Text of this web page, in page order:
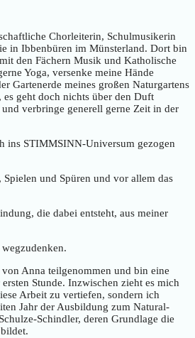
Chorleiterin, Schulmusikerin
in Ibbenbüren im Münsterland. Dort bin
den Fächern Musik und Katholische
Yoga, versenke meine Hände
Gartenerde meines großen Naturgartens
geht doch nichts über den Duft
verbringe generell gerne Zeit in der
ins STIMMSINN-Universum gezogen
und Spüren und vor allem das
die dabei entsteht, aus meiner
Anna teilgenommen und bin eine
Stunde. Inzwischen zieht es mich
Arbeit zu vertiefen, sondern ich
Jahr der Ausbildung zum Natural-
Schindler, deren Grundlage die